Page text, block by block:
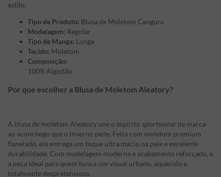
estilo.
Tipo de Produto: Blusa de Moletom Canguru
Modelagem: Regular
Tipo de Manga: Longa
Tecido: Moletom
Composição:
100% Algodão
Por que escolher a Blusa de Moletom Aleatory?
A blusa de moletom Aleatory une o espírito sportswearda marca
ao aconchego que o inverno pede. Feita com moletom premium
flanelado, ela entrega um toque ultra macio na pele e excelente
durabilidade. Com modelagem moderna e acabamento reforçado, é
a peça ideal para quem busca um visual urbano, aquecido e
totalmente despretensioso.